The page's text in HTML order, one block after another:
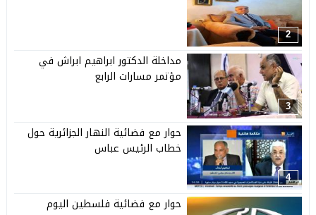
2
3
مداخلة الدكتور ابراهيم ابراش في
مؤتمر مسارات الرابع
4
حوار مع فضائية النهار الجزائرية حول
خطاب الرئيس عباس
حوار مع فضائية فلسطين اليوم